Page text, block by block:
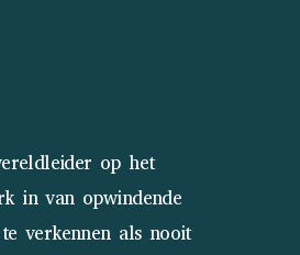
op het
in van opwindende
verkennen als nooit